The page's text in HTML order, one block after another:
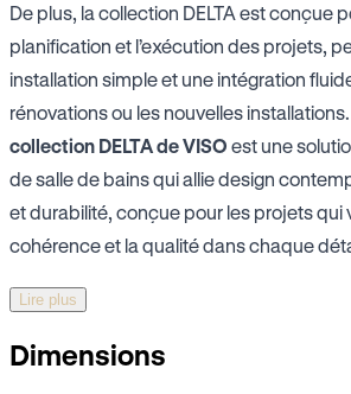
De plus, la collection DELTA est conçue
planification et l’exécution des projets,
installation simple et une intégration
rénovations ou les nouvelles
collection DELTA de VISO est une
de salle de bains qui allie design
et durabilité, conçue pour les projets qui
cohérence et la qualité dans chaque
Lire plus
Dimensions